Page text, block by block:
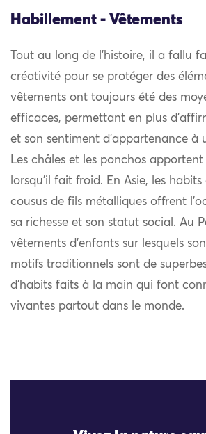
Habillement - Vêtements
Tout au long de l’histoire, il a fallu
créativité pour se protéger des
vêtements ont toujours été des
efficaces, permettant en plus
et son sentiment d’appartenance à
Les châles et les ponchos
lorsqu’il fait froid. En Asie, les
cousus de fils métalliques offrent
sa richesse et son statut social. Au
vêtements d’enfants sur lesquels
motifs traditionnels sont de
d’habits faits à la main qui font
vivantes partout dans le monde.